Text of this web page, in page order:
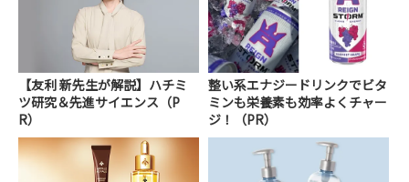
【友利 新先生が解説】ハチミ
ツ研究＆先進サイエンス（P
R）
整い系エナジードリンクでビタ
ミンも栄養素も効率よくチャー
ジ！（PR）